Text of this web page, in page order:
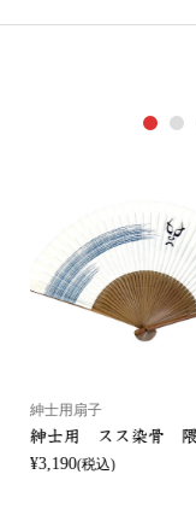
紳士用扇子
紳士用 スス染骨 隈
¥3,190(税込)
1 2